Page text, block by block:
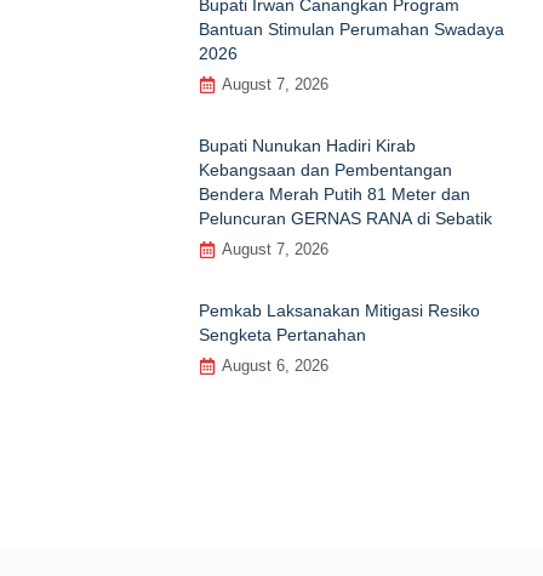
Bupati Irwan Canangkan Program
Bantuan Stimulan Perumahan Swadaya
2026
August 7, 2026
Bupati Nunukan Hadiri Kirab
Kebangsaan dan Pembentangan
Bendera Merah Putih 81 Meter dan
Peluncuran GERNAS RANA di Sebatik
August 7, 2026
Pemkab Laksanakan Mitigasi Resiko
Sengketa Pertanahan
August 6, 2026